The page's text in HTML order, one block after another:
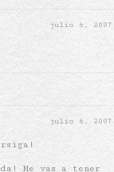
julio 6, 2007
julio 6, 2007
Me vas a tener